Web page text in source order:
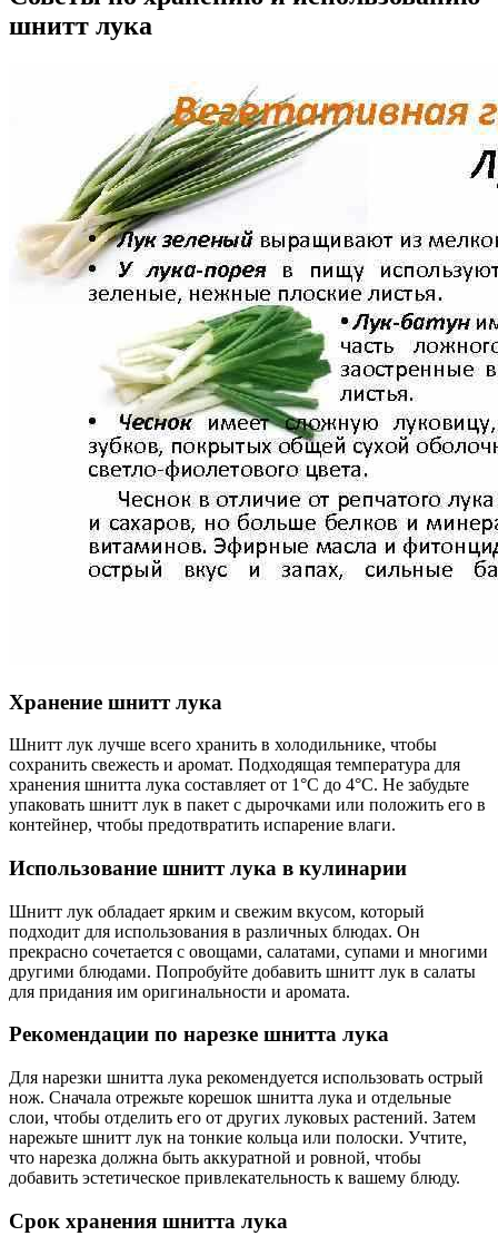
шнитт лука
Хранение шнитт лука
Шнитт лук лучше всего хранить в холодильнике, чтобы
сохранить свежесть и аромат. Подходящая температура для
хранения шнитта лука составляет от 1°C до 4°C. Не забудьте
упаковать шнитт лук в пакет с дырочками или положить его в
контейнер, чтобы предотвратить испарение влаги.
Использование шнитт лука в кулинарии
Шнитт лук обладает ярким и свежим вкусом, который
подходит для использования в различных блюдах. Он
прекрасно сочетается с овощами, салатами, супами и многими
другими блюдами. Попробуйте добавить шнитт лук в салаты
для придания им оригинальности и аромата.
Рекомендации по нарезке шнитта лука
Для нарезки шнитта лука рекомендуется использовать острый
нож. Сначала отрежьте корешок шнитта лука и отдельные
слои, чтобы отделить его от других луковых растений. Затем
нарежьте шнитт лук на тонкие кольца или полоски. Учтите,
что нарезка должна быть аккуратной и ровной, чтобы
добавить эстетическое привлекательность к вашему блюду.
Срок хранения шнитта лука